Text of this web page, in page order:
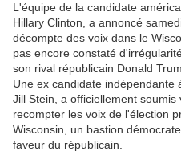
L'équipe de la candidate
Hillary Clinton, a annoncé
décompte des voix dans le
pas encore constaté
son rival républicain Donald
Une ex candidate indépendante
Jill Stein, a officiellement
recompter les voix de l'élection
Wisconsin, un bastion
faveur du républicain.